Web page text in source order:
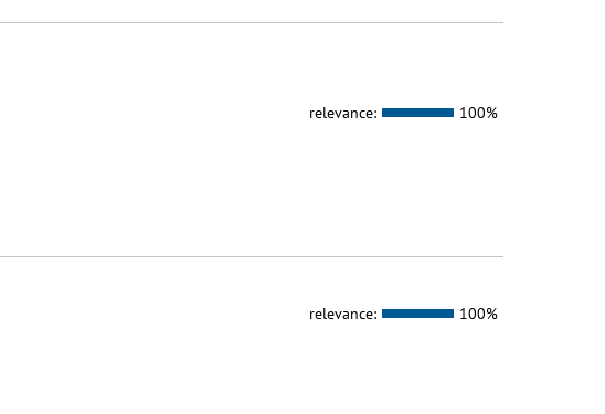
relevance: 100%
relevance: 100%